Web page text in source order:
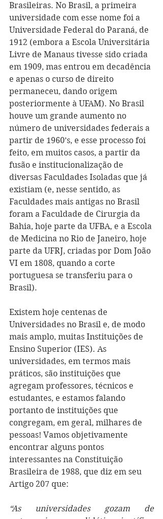
Brasileiras. No Brasil, a primeira
universidade com esse nome foi a
Universidade Federal do Paraná, de
1912 (embora a Escola Universitária
Livre de Manaus tivesse sido criada
em 1909, mas entrou em decadência
e apenas o curso de direito
permaneceu, dando origem
posteriormente à UFAM). No Brasil
houve um grande aumento no
número de universidades federais a
partir de 1960’s, e esse processo foi
feito, em muitos casos, a partir da
fusão e institucionalização de
diversas Faculdades Isoladas que já
existiam (e, nesse sentido, as
Faculdades mais antigas no Brasil
foram a Faculdade de Cirurgia da
Bahia, hoje parte da UFBA, e a Escola
de Medicina no Rio de Janeiro, hoje
parte da UFRJ, criadas por Dom João
VI em 1808, quando a corte
portuguesa se transferiu para o
Brasil).
Existem hoje centenas de
Universidades no Brasil e, de modo
mais amplo, muitas Instituições de
Ensino Superior (IES). As
universidades, em termos mais
práticos, são instituições que
agregam professores, técnicos e
estudantes, e estamos falando
portanto de instituições que
congregam, em geral, milhares de
pessoas! Vamos objetivamente
encontrar alguns pontos
interessantes na Constituição
Brasileira de 1988, que diz em seu
Artigo 207 que:
“As universidades gozam de